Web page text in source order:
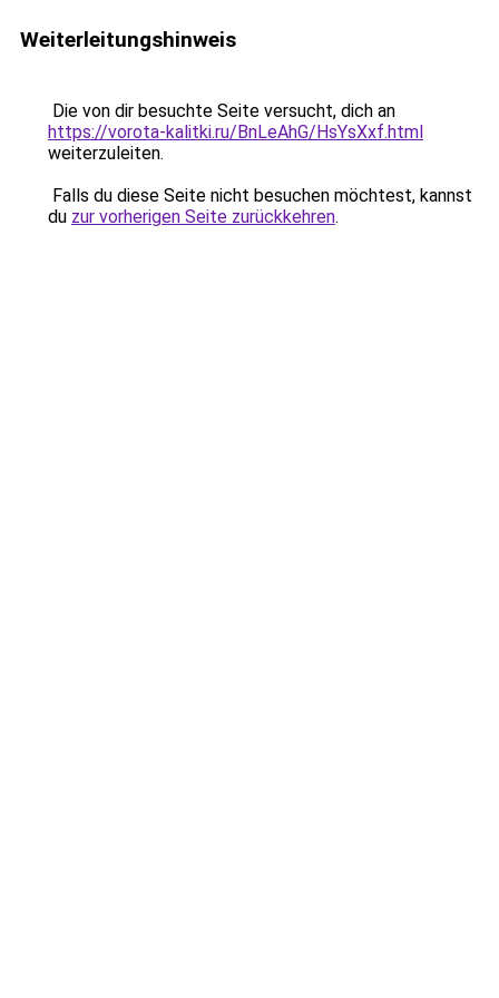
Weiterleitungshinweis
Die von dir besuchte Seite versucht, dich an
https://vorota-kalitki.ru/BnLeAhG/HsYsXxf.html
weiterzuleiten.
Falls du diese Seite nicht besuchen möchtest, kannst
du zur vorherigen Seite zurückkehren.